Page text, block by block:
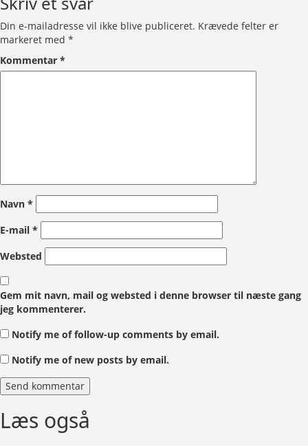
Din e-mailadresse vil ikke blive publiceret. Krævede felter er
markeret med *
Kommentar *
Navn *
E-mail *
Websted
Gem mit navn, mail og websted i denne browser til næste gang
jeg kommenterer.
Notify me of follow-up comments by email.
Notify me of new posts by email.
Læs også